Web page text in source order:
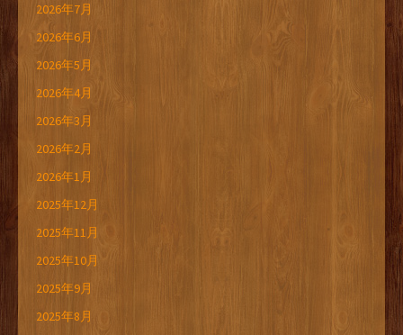
2026年7月
2026年6月
2026年5月
2026年4月
2026年3月
2026年2月
2026年1月
2025年12月
2025年11月
2025年10月
2025年9月
2025年8月